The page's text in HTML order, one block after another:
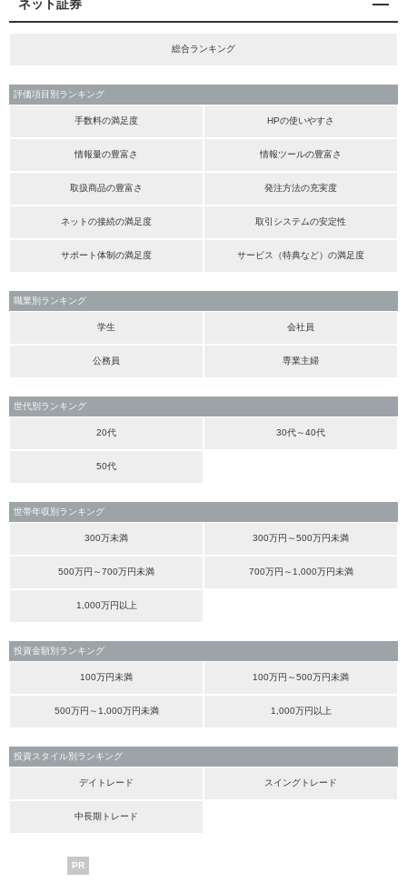
ネット証券
総合ランキング
評価項目別ランキング
手数料の満足度 HPの使いやすさ
情報量の豊富さ 情報ツールの豊富さ
取扱商品の豊富さ 発注方法の充実度
ネットの接続の満足度 取引システムの安定性
サポート体制の満足度 サービス（特典など）の満足度
職業別ランキング
学生 会社員
公務員 専業主婦
世代別ランキング
20代 30代～40代
50代
世帯年収別ランキング
300万未満 300万円～500万円未満
500万円～700万円未満 700万円～1,000万円未満
1,000万円以上
投資金額別ランキング
100万円未満 100万円～500万円未満
500万円～1,000万円未満 1,000万円以上
投資スタイル別ランキング
デイトレード スイングトレード
中長期トレード
PR